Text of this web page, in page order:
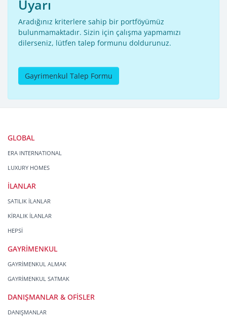
Uyarı
Aradığınız kriterlere sahip bir portföyümüz
bulunmamaktadır. Sizin için çalışma yapmamızı
dilerseniz, lütfen talep formunu doldurunuz.
Gayrimenkul Talep Formu
GLOBAL
ERA INTERNATIONAL
LUXURY HOMES
İLANLAR
SATILIK İLANLAR
KİRALIK İLANLAR
HEPSİ
GAYRİMENKUL
GAYRİMENKUL ALMAK
GAYRİMENKUL SATMAK
DANIŞMANLAR & OFİSLER
DANIŞMANLAR